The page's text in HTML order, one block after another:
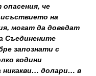
че
на
могат да доведат
Съединените
запознати с
години
никакви… долари… в